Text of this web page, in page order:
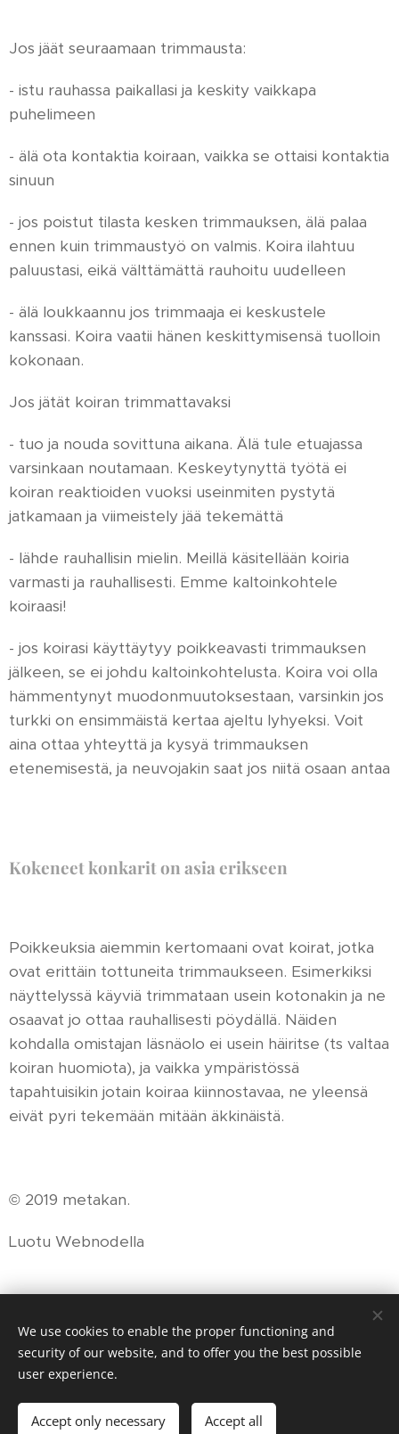
Jos jäät seuraamaan trimmausta:
- istu rauhassa paikallasi ja keskity vaikkapa
puhelimeen
- älä ota kontaktia koiraan, vaikka se ottaisi kontaktia
sinuun
- jos poistut tilasta kesken trimmauksen, älä palaa
ennen kuin trimmaustyö on valmis. Koira ilahtuu
paluustasi, eikä välttämättä rauhoitu uudelleen
- älä loukkaannu jos trimmaaja ei keskustele
kanssasi. Koira vaatii hänen keskittymisensä tuolloin
kokonaan.
Jos jätät koiran trimmattavaksi
- tuo ja nouda sovittuna aikana. Älä tule etuajassa
varsinkaan noutamaan. Keskeytynyttä työtä ei
koiran reaktioiden vuoksi useinmiten pystytä
jatkamaan ja viimeistely jää tekemättä
- lähde rauhallisin mielin. Meillä käsitellään koiria
varmasti ja rauhallisesti. Emme kaltoinkohtele
koiraasi!
- jos koirasi käyttäytyy poikkeavasti trimmauksen
jälkeen, se ei johdu kaltoinkohtelusta. Koira voi olla
hämmentynyt muodonmuutoksestaan, varsinkin jos
turkki on ensimmäistä kertaa ajeltu lyhyeksi. Voit
aina ottaa yhteyttä ja kysyä trimmauksen
etenemisestä, ja neuvojakin saat jos niitä osaan antaa
Kokeneet konkarit on asia erikseen
Poikkeuksia aiemmin kertomaani ovat koirat, jotka
ovat erittäin tottuneita trimmaukseen. Esimerkiksi
näyttelyssä käyviä trimmataan usein kotonakin ja ne
osaavat jo ottaa rauhallisesti pöydällä. Näiden
kohdalla omistajan läsnäolo ei usein häiritse (ts valtaa
koiran huomiota), ja vaikka ympäristössä
tapahtuisikin jotain koiraa kiinnostavaa, ne yleensä
eivät pyri tekemään mitään äkkinäistä.
© 2019 metakan.
Luotu Webnodella
© 2024 Tassutaikuri
Powered by
Webnode Cookies
We use cookies to enable the proper functioning and
security of our website, and to offer you the best possible
user experience.
Accept only necessary Accept all